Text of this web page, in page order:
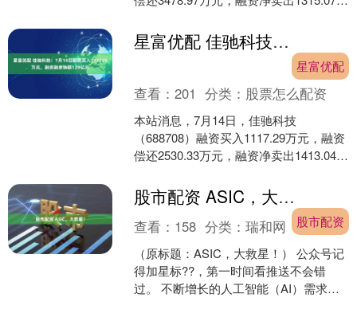
星富优配 佳驰科技：7月14日融资买入111729万元，融资融券余额129亿元
星富优配
查看：201 分类： 股票怎么配资
本站消息，7月14日，佳驰科技
（688708）融资买入1117.29万元，融资
偿还2530.33万元，融资净卖出1413.04万
股市配资 ASIC，大救星！
股市配资
查看： 158 分类：瑞和网
（原标题：ASIC，大救星！） 公众号记
得加星标??，第一时间看推送不会错
过。 不断增长的人工智能（AI）需求暴